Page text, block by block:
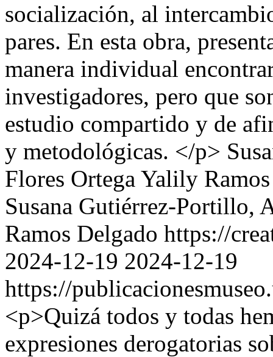
socialización, al
pares. En esta obra,
manera individual
investigadores, pero que
estudio compartido y de
y metodológicas. </p>
Flores Ortega Yalily
Susana Gutiérrez-Portillo,
Ramos Delgado https://
2024-12-19 2024-12-19
https://
<p>Quizá todos y todas
expresiones derogatorias